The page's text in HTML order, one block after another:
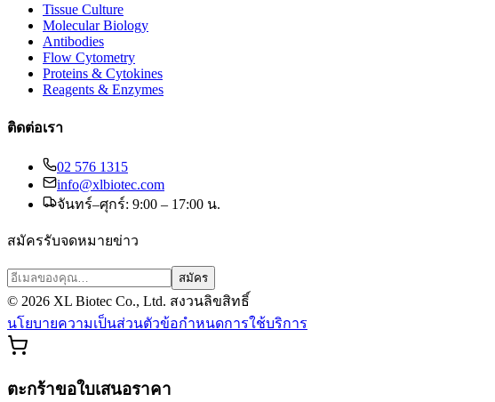
Tissue Culture
Molecular Biology
Antibodies
Flow Cytometry
Proteins & Cytokines
Reagents & Enzymes
ติดต่อเรา
02 576 1315
info@xlbiotec.com
จันทร์–ศุกร์: 9:00 – 17:00 น.
สมัครรับจดหมายข่าว
สมัคร
© 2026 XL Biotec Co., Ltd. สงวนลิขสิทธิ์
นโยบายความเป็นส่วนตัวข้อกำหนดการใช้บริการ
ตะกร้าขอใบเสนอราคา